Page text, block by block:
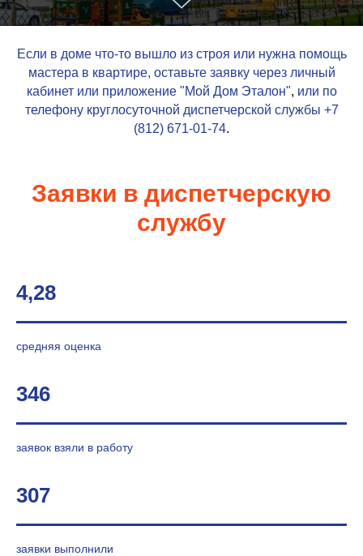
Если в доме что-то вышло из строя или нужна помощь
мастера в квартире, оставьте заявку через личный
кабинет или приложение "Мой Дом Эталон", или по
телефону круглосуточной диспетчерской службы +7
(812) 671-01-74.
Заявки в диспетчерскую
службу
4,28
средняя оценка
346
заявок взяли в работу
307
заявки выполнили